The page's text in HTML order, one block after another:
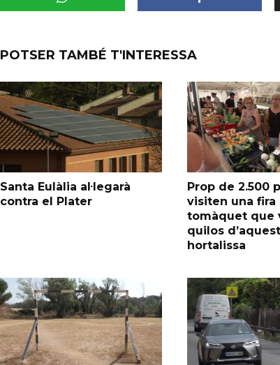
POTSER TAMBÉ T'INTERESSA
Santa Eulàlia al·legarà
contra el Plater
Prop de 2.500
visiten una fira
tomàquet que
quilos
hortalissa